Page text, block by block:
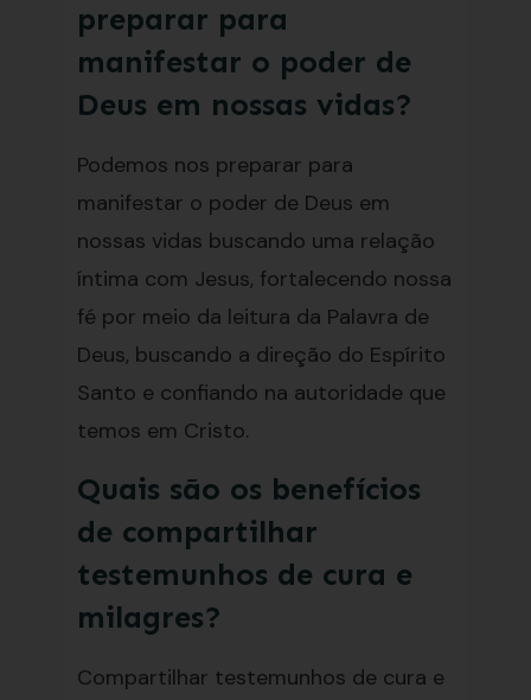
preparar para
manifestar o poder de
Deus em nossas vidas?
Podemos nos preparar para
manifestar o poder de Deus em
nossas vidas buscando uma relação
íntima com Jesus, fortalecendo nossa
fé por meio da leitura da Palavra de
Deus, buscando a direção do Espírito
Santo e confiando na autoridade que
temos em Cristo.
Quais são os benefícios
de compartilhar
testemunhos de cura e
milagres?
Compartilhar testemunhos de cura e